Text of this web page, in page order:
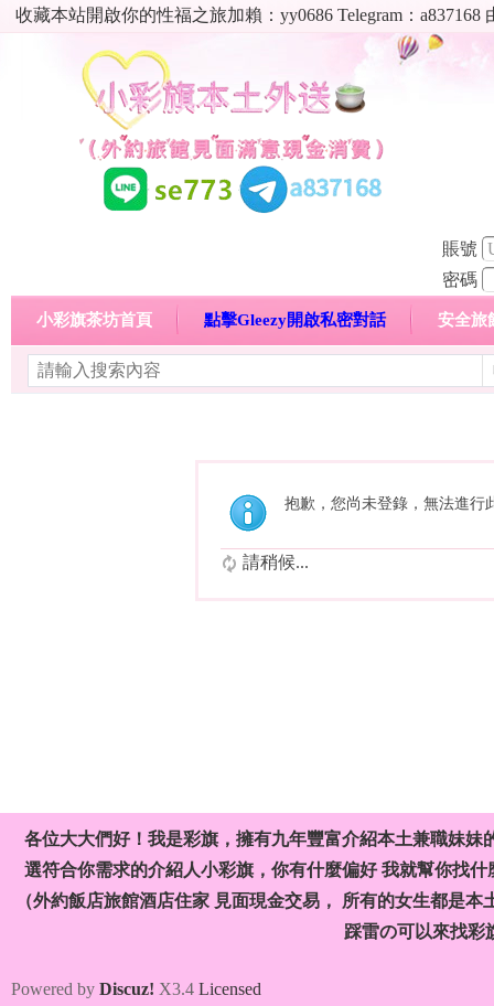
收藏本站開啟你的性福之旅加賴：yy0686 Telegram：
賬號
密碼
小彩旗茶坊首頁 點擊Gleezy開啟私密對話 安全旅
抱歉，您尚未登錄，無法進行
請稍候...
各位大大們好！我是彩旗，擁有九年豐富介紹本土兼職妹
選符合你需求的介紹人小彩旗，你有什麼偏好 我就幫你找
（外約飯店旅館酒店住家 見面現金交易， 所有的女生都是
踩雷の可以來找彩
Powered by Discuz! X3.4 Licensed